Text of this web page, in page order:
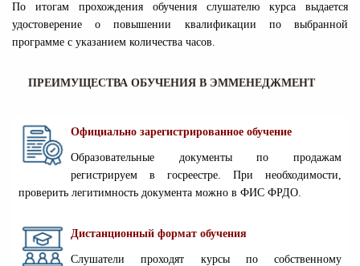
По итогам прохождения обучения слушателю курса выдается
удостоверение о повышении квалификации по выбранной
программе с указанием количества часов.
ПРЕИМУЩЕСТВА ОБУЧЕНИЯ В ЭММЕНЕДЖМЕНТ
Официально зарегистрированное обучение
Образовательные документы по продажам
регистрируем в госреестре. При необходимости,
проверить легитимность документа можно в ФИС ФРДО.
Дистанционный формат обучения
Слушатели проходят курсы по собственному